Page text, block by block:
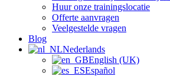
Huur onze trainingslocatie
Offerte aanvragen
Veelgestelde vragen
Blog
Nederlands
English (UK)
Español